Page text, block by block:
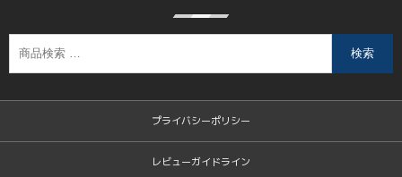
検索
プライバシーポリシー
レビューガイドライン